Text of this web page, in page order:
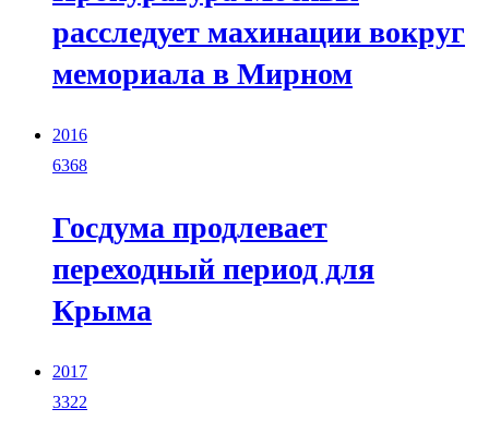
расследует махинации вокруг
мемориала в Мирном
2016
6368
Госдума продлевает
переходный период для
Крыма
2017
3322